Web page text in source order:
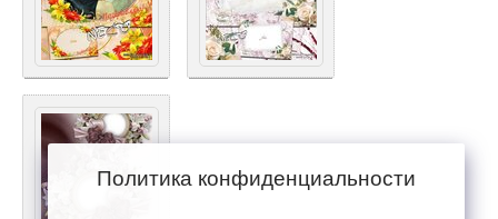
Политика конфиденциальности